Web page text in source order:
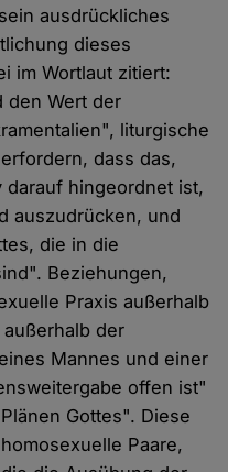
ausdrückliches
dieses
im Wortlaut zitiert:
den Wert der
liturgische
dass das,
hingeordnet ist,
auszudrücken, und
die in die
Beziehungen,
Praxis außerhalb
der
Mannes und einer
offen ist"
Gottes". Diese
Paare,